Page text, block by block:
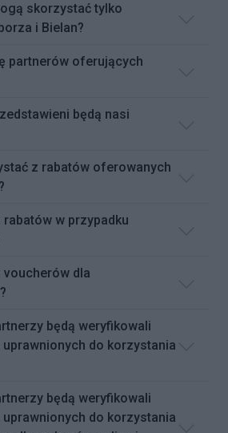
skorzystać tylko
i Bielan?
partnerów oferujących
będą nasi
z rabatów oferowanych
w przypadku
dla
będą weryfikowali
do korzystania
będą weryfikowali
do korzystania